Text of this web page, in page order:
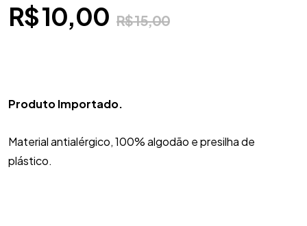
R$15,00
R$10,00
Produto Importado.
Material antialérgico, 100% algodão e presilha de
plástico.